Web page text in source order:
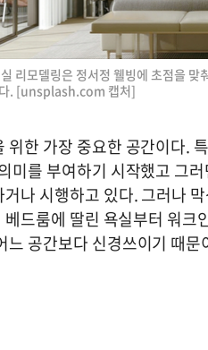
리모델링은 정서정 웰빙에 초점을
. [unsplash.com 캡처]
위한 가장 중요한 공간이다.
미를 부여하기 시작했고 그
나 시행하고 있다. 그러나
베드룸에 딸린 욕실부터 워
느 공간보다 신경쓰이기 때